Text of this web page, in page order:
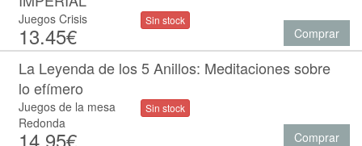
Juegos Crisis
13.45€
Sin stock
Comprar
La Leyenda de los 5 Anillos: Meditaciones sobre
lo efímero
Juegos de la mesa
Redonda
14.95€
Sin stock
Comprar